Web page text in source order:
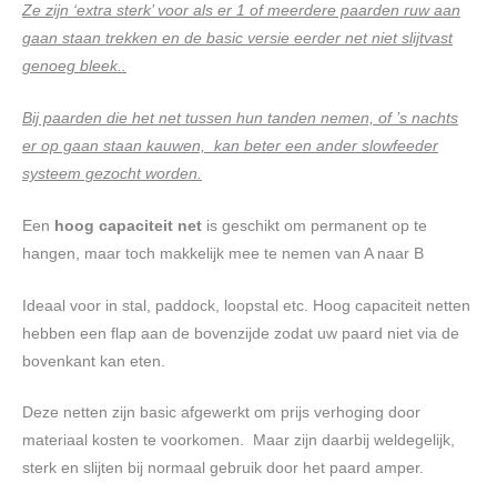
Ze zijn ‘extra sterk’ voor als er 1 of meerdere paarden ruw aan
gaan staan trekken en de basic versie eerder net niet slijtvast
genoeg bleek..
Bij paarden die het net tussen hun tanden nemen, of ’s nachts
er op gaan staan kauwen, kan beter een ander slowfeeder
systeem gezocht worden.
Een hoog capaciteit net is geschikt om permanent op te
hangen, maar toch makkelijk mee te nemen van A naar B
Ideaal voor in stal, paddock, loopstal etc. Hoog capaciteit netten
hebben een flap aan de bovenzijde zodat uw paard niet via de
bovenkant kan eten.
Deze netten zijn basic afgewerkt om prijs verhoging door
materiaal kosten te voorkomen. Maar zijn daarbij weldegelijk,
sterk en slijten bij normaal gebruik door het paard amper.